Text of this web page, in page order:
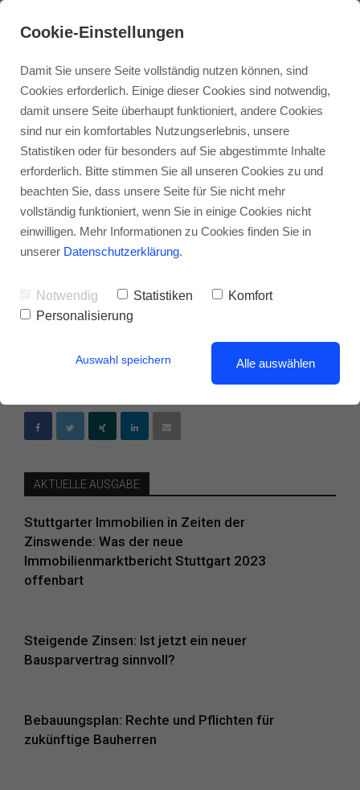
Übertriebene Sanierung nicht auf Kosten
einer Mieterhöhung
Charakter einer Mietwohnung massiv verändern, sind keine
Modernisierung, wie der Bundesgerichtshof aktuell urteilte.
massive Maßnahmen müssen die Mieter nicht dulden und
AKTUELLE AUSGABE
Stuttgarter Immobilien in Zeiten der
Zinswende: Was der neue
Immobilienmarktbericht Stuttgart 2023
offenbart
Steigende Zinsen: Ist jetzt ein neuer
Bausparvertrag sinnvoll?
Bebauungsplan: Rechte und Pflichten für
zukünftige Bauherren
Cookie-Einstellungen
Damit Sie unsere Seite vollständig nutzen können, sind
Cookies erforderlich. Einige dieser Cookies sind notwendig,
damit unsere Seite überhaupt funktioniert, andere Cookies
sind nur ein komfortables Nutzungserlebnis, unsere
Statistiken oder für besonders auf Sie abgestimmte Inhalte
erforderlich. Bitte stimmen Sie all unseren Cookies zu und
beachten Sie, dass unsere Seite für Sie nicht mehr
vollständig funktioniert, wenn Sie in einige Cookies nicht
einwilligen. Mehr Informationen zu Cookies finden Sie in
unserer Datenschutzerklärung.
Notwendig Statistiken
Komfort
Personalisierung
Auswahl speichern Alle auswählen